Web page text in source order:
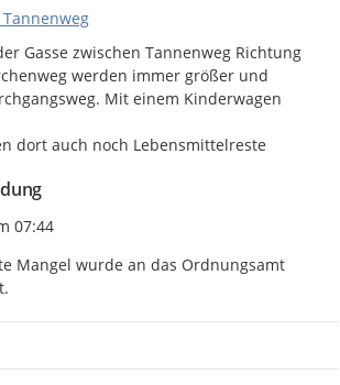
Tannenweg
Gasse zwischen Tannenweg Richtung
werden immer größer und
Mit einem Kinderwagen
dort auch noch Lebensmittelreste
Erstellens
07:44
Mangel wurde an das Ordnungsamt